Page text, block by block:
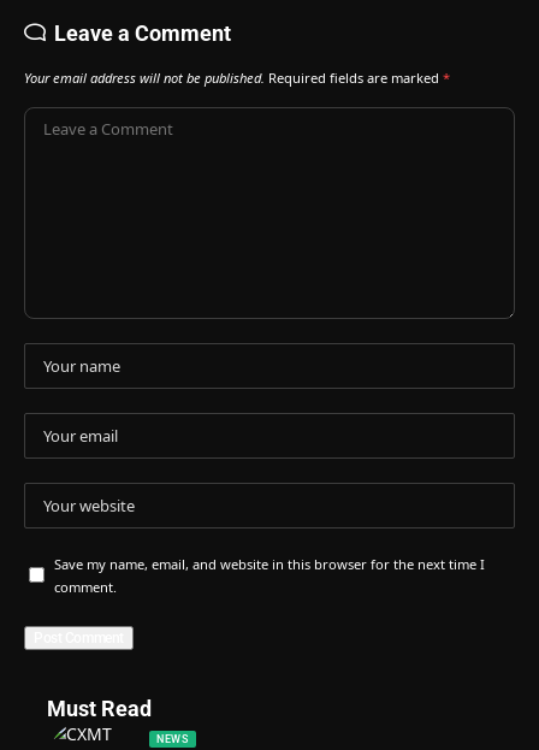
Leave a Comment
Your email address will not be published. Required fields are marked *
Save my name, email, and website in this browser for the next time I
comment.
Must Read
NEWS